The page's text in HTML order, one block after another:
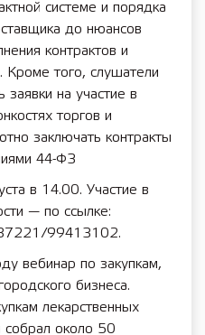
системе и порядка
до нюансов
контрактов и
Кроме того, слушатели
заявки на участие в
торгов и
заключать контракты
44-ФЗ
в 14.00. Участие в
— по ссылке:
99413102.
вебинар по закупкам,
бизнеса.
лекарственных
около 50